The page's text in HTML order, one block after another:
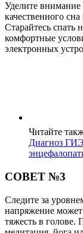
Уделите
качественного
Старайтесь спать
комфортные
электронных
Читайте
Диагноз
СОВЕТ №3
Следите за
напряжение
тяжесть в голове.